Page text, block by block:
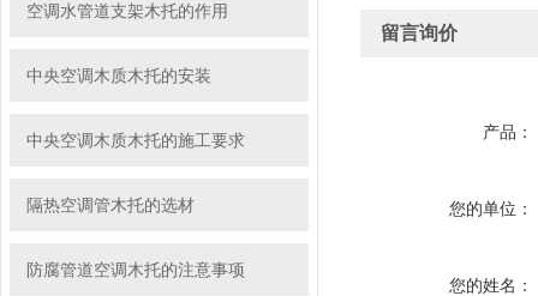
空调水管道支架木托的作用
中央空调木质木托的安装
中央空调木质木托的施工要求
隔热空调管木托的选材
防腐管道空调木托的注意事项
留言询价
产品：
您的单位：
您的姓名：